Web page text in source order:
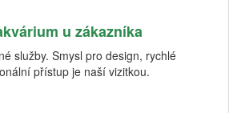
u zákazníka
služby. Smysl pro design, rychlé
přístup je naší vizitkou.